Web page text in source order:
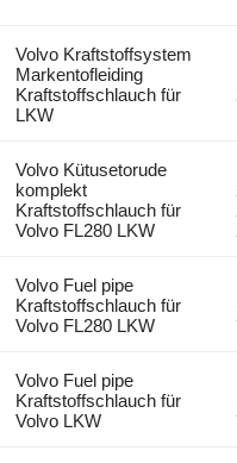
Volvo Kraftstoffsystem
Markentofleiding
Kraftstoffschlauch für
LKW
Volvo Kütusetorude
komplekt
Kraftstoffschlauch für
Volvo FL280 LKW
Volvo Fuel pipe
Kraftstoffschlauch für
Volvo FL280 LKW
Volvo Fuel pipe
Kraftstoffschlauch für
Volvo LKW